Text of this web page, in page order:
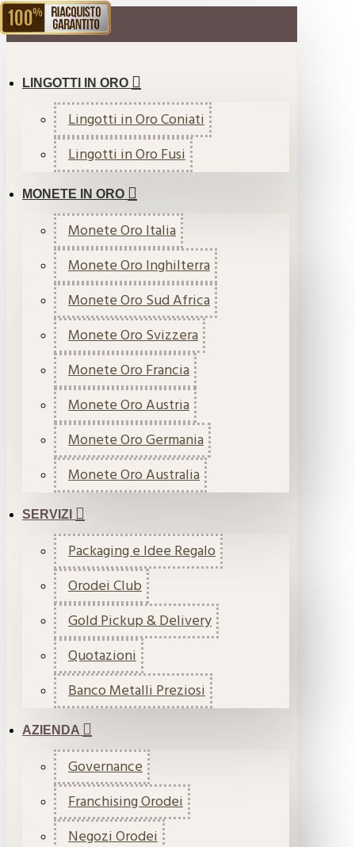
MENU
LINGOTTI IN ORO
Lingotti in Oro Coniati
Lingotti in Oro Fusi
MONETE IN ORO
Monete Oro Italia
Monete Oro Inghilterra
Monete Oro Sud Africa
Monete Oro Svizzera
Monete Oro Francia
Monete Oro Austria
Monete Oro Germania
Monete Oro Australia
SERVIZI
Packaging e Idee Regalo
Orodei Club
Gold Pickup & Delivery
Quotazioni
Banco Metalli Preziosi
AZIENDA
Governance
Franchising Orodei
Negozi Orodei
RIACQUISTO GARANTITO